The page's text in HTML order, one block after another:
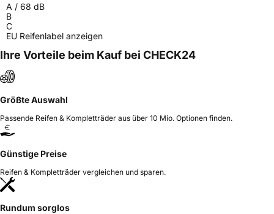
A / 68 dB
B
C
EU Reifenlabel anzeigen
Ihre Vorteile beim Kauf bei CHECK24
Größte Auswahl
Passende Reifen & Kompletträder aus über 10 Mio. Optionen finden.
Günstige Preise
Reifen & Kompletträder vergleichen und sparen.
Rundum sorglos